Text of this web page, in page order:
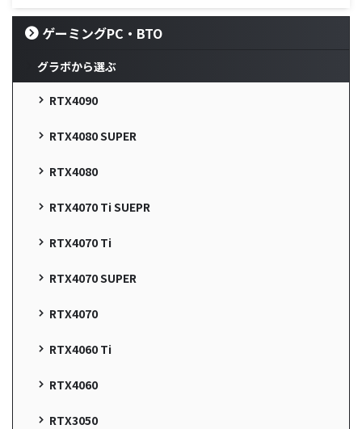
ゲーミングPC・BTO
グラボから選ぶ
RTX4090
RTX4080 SUPER
RTX4080
RTX4070 Ti SUEPR
RTX4070 Ti
RTX4070 SUPER
RTX4070
RTX4060 Ti
RTX4060
RTX3050